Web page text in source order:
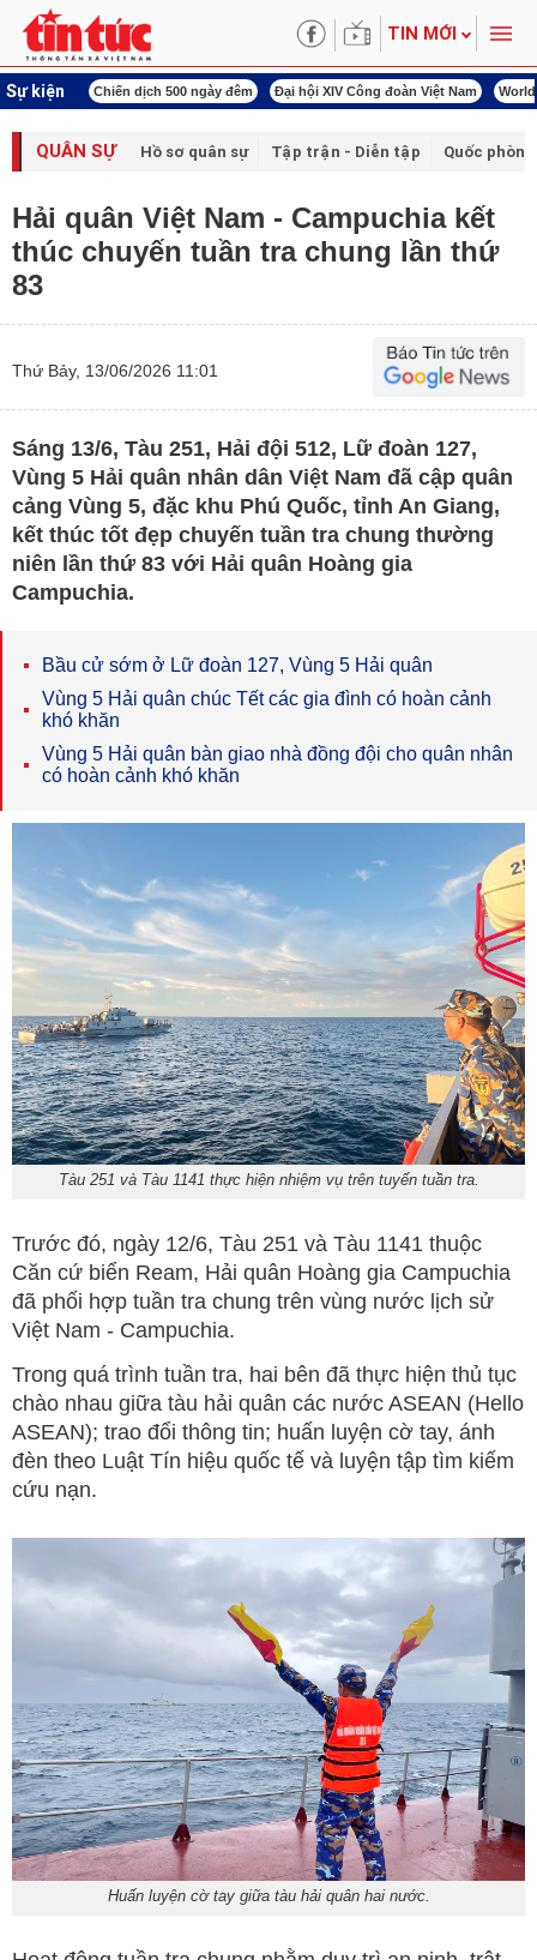
TIN MỚI
Sự kiện
ngày đêm Đại hội XIV Công đoàn Việt Nam World Cup 2026 Kỳ họp thứ
QUÂN SỰ Hồ sơ quân sự Tập trận - Diễn tập Quốc phòng
Hải quân Việt Nam - Campuchia kết
thúc chuyến tuần tra chung lần thứ
83
Thứ Bảy, 13/06/2026 11:01
Sáng 13/6, Tàu 251, Hải đội 512, Lữ đoàn 127,
Vùng 5 Hải quân nhân dân Việt Nam đã cập quân
cảng Vùng 5, đặc khu Phú Quốc, tỉnh An Giang,
kết thúc tốt đẹp chuyến tuần tra chung thường
niên lần thứ 83 với Hải quân Hoàng gia
Campuchia.
Bầu cử sớm ở Lữ đoàn 127, Vùng 5 Hải quân
Vùng 5 Hải quân chúc Tết các gia đình có hoàn cảnh
khó khăn
Vùng 5 Hải quân bàn giao nhà đồng đội cho quân nhân
có hoàn cảnh khó khăn
Tàu 251 và Tàu 1141 thực hiện nhiệm vụ trên tuyến tuần tra.
Trước đó, ngày 12/6, Tàu 251 và Tàu 1141 thuộc
Căn cứ biển Ream, Hải quân Hoàng gia Campuchia
đã phối hợp tuần tra chung trên vùng nước lịch sử
Việt Nam - Campuchia.
Trong quá trình tuần tra, hai bên đã thực hiện thủ tục
chào nhau giữa tàu hải quân các nước ASEAN (Hello
ASEAN); trao đổi thông tin; huấn luyện cờ tay, ánh
đèn theo Luật Tín hiệu quốc tế và luyện tập tìm kiếm
cứu nạn.
Huấn luyện cờ tay giữa tàu hải quân hai nước.